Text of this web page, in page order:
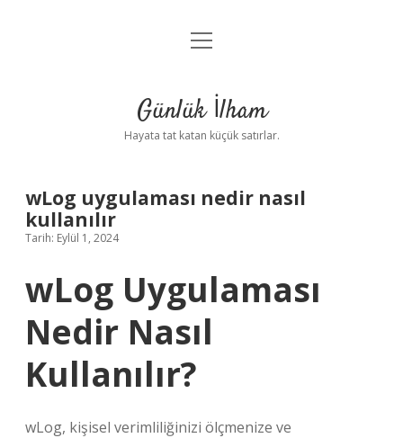
Anasayfa
Yasal Uyarı
menüyü
Günlük İlham
Hayata tat katan küçük satırlar.
wLog uygulaması nedir nasıl
kullanılır
Tarih: Eylül 1, 2024
wLog Uygulaması
Nedir Nasıl
Kullanılır?
wLog, kişisel verimliliğinizi ölçmenize ve